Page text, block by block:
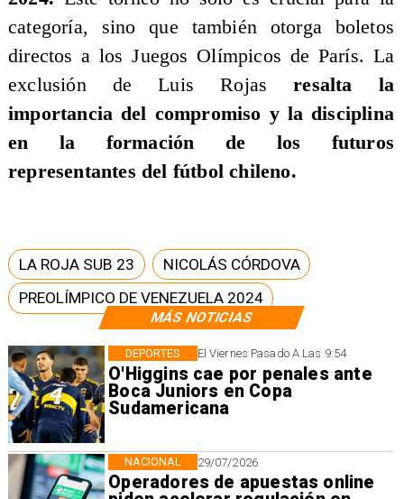
MÁS NOTICIAS
El Viernes Pasado A Las 9:54
O'Higgins cae por penales ante
Boca Juniors en Copa
Sudamericana
DEPORTES
29/07/2026
Operadores de apuestas online
NACIONAL
categoría, sino que también otorga boletos
directos a los Juegos Olímpicos de París. La
exclusión de Luis Rojasresalta la
importancia del compromiso y la disciplina
en la formación de los futuros
representantes del fútbol chileno.
LA ROJA SUB 23
NICOLÁS CÓRDOVA
PREOLÍMPICO DE VENEZUELA 2024